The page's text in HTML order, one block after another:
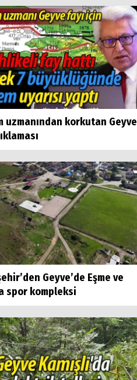
uzmanından korkutan Geyve
Geyve’de Eşme ve
spor kompleksi